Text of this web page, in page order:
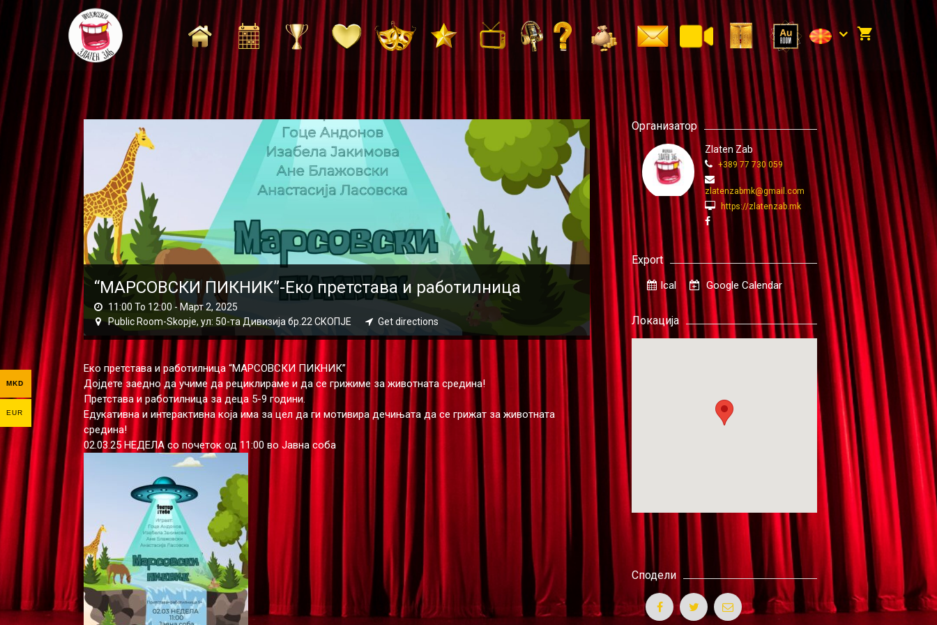
content
“МАРСОВСКИ ПИКНИК”-Еко претстава и работилница
11:00 To 12:00 - Март 2, 2025
Public Room-Skopje, ул: 50-та Дивизија бр.22 СКОПЈЕ
Get directions
Еко претстава и работилница “МАРСОВСКИ ПИКНИК”
Дојдете заедно да учиме да рециклираме и да се грижиме за животната средина!
Претстава и работилница за деца 5-9 години.
Едукативна и интерактивна која има за цел да ги мотивира дечињата да се грижат за животната
средина!
02.03.25 НЕДЕЛА со почеток од 11:00 во Јавна соба
Организатор
Zlaten Zab
+389 77 730 059
zlatenzabmk@gmail.com
https://zlatenzab.mk
Export
Ical Google Calendar
Локација
Сподели
MKD
EUR